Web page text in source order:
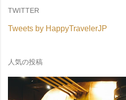
TWITTER
Tweets by HappyTravelerJP
人気の投稿